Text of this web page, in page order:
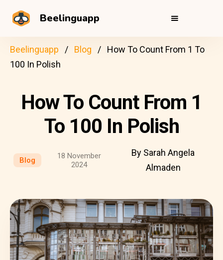
Beelinguapp
Beelinguapp Blog
How To Count From 1 To
100 In Polish
How To Count From 1
To 100 In Polish
Blog
18 November
2024
By Sarah Angela
Almaden